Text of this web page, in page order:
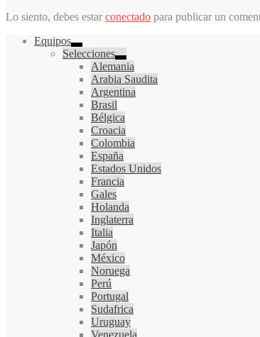
Lo siento, debes estar conectado para publicar un
Equipos
Selecciones
Alemania
Arabia Saudita
Argentina
Brasil
Bélgica
Croacia
Colombia
España
Estados Unidos
Francia
Gales
Holanda
Inglaterra
Italia
Japón
México
Noruega
Perú
Portugal
Sudafrica
Uruguay